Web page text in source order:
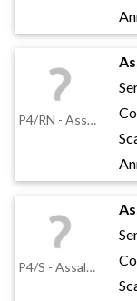
P4/RN - Assale posteriore per P56-P57
P4/S - Assale posteriore per P70-P76